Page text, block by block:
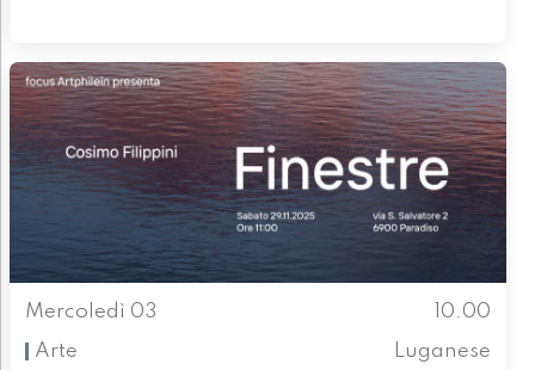
Mercoledì 03
10.00
Arte
Luganese